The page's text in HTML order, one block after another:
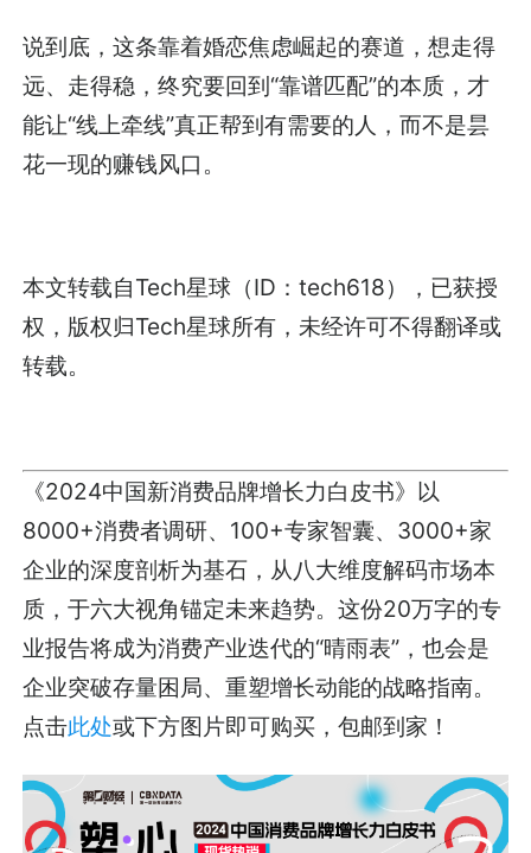
说到底，这条靠着婚恋焦虑崛起的赛道，想走得
远、走得稳，终究要回到“靠谱匹配”的本质，才
能让“线上牵线”真正帮到有需要的人，而不是昙
花一现的赚钱风口。
本文转载自Tech星球（ID：tech618），已获授
权，版权归Tech星球所有，未经许可不得翻译或
转载。
《2024中国新消费品牌增长力白皮书》以
8000+消费者调研、100+专家智囊、3000+家
企业的深度剖析为基石，从八大维度解码市场本
质，于六大视角锚定未来趋势。这份20万字的专
业报告将成为消费产业迭代的“晴雨表”，也会是
企业突破存量困局、重塑增长动能的战略指南。
点击此处或下方图片即可购买，包邮到家！